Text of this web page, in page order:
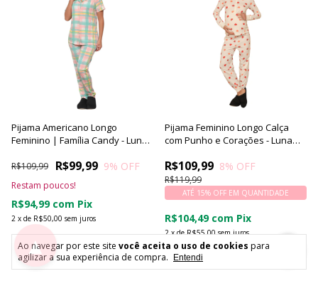
Ao navegar por este site você aceita o uso de cookies para
agilizar a sua experiência de compra.
Entendi
Pijama Americano Longo
Feminino | Família Candy - Luna
R$99,99
R$109,99 9% OFF
2 x de R$50,00 sem juros
R$94,99 com Pix
Restam poucos!
Comprar
Pijama Feminino Longo Calça
com Punho e Corações - Luna
R$109,99
R$119,99
8% OFF
2 xdeR$55,00 sem juros
ATÉ 15% OFF EM QUANTIDADE
R$104,49 com Pix
Comprar
▲